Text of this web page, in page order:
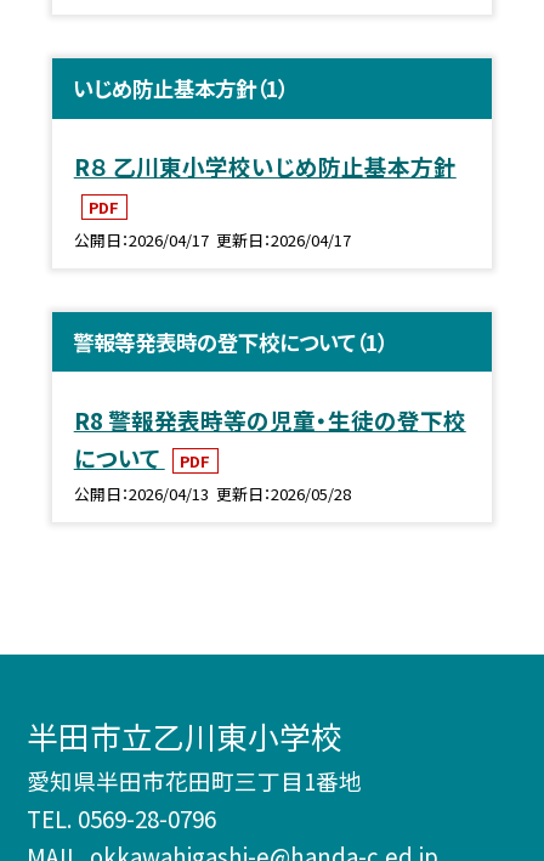
いじめ防止基本方針（1）
R８ 乙川東小学校いじめ防止基本方針
PDF
公開日 2026/04/17 更新日 2026/04/17
警報等発表時の登下校について（1）
R8 警報発表時等の児童・生徒の登下校
について
PDF
公開日 2026/04/13 更新日 2026/05/28
半田市立乙川東小学校
愛知県半田市花田町三丁目1番地
TEL. 0569-28-0796